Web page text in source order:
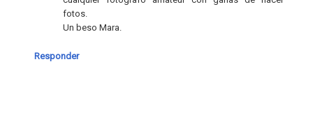
fotos.
Un beso Mara.
Responder